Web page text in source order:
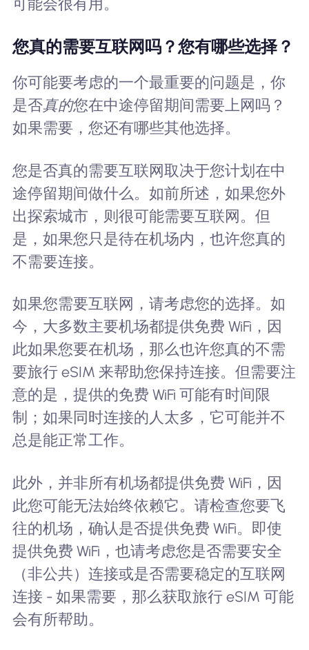
可能会很有用。
您真的需要互联网吗？您有哪些选择？
你可能要考虑的一个最重要的问题是，你
是否真的您在中途停留期间需要上网吗？
如果需要，您还有哪些其他选择。
您是否真的需要互联网取决于您计划在中
途停留期间做什么。如前所述，如果您外
出探索城市，则很可能需要互联网。但
是，如果您只是待在机场内，也许您真的
不需要连接。
如果您需要互联网，请考虑您的选择。如
今，大多数主要机场都提供免费 WiFi，因
此如果您要在机场，那么也许您真的不需
要旅行 eSIM 来帮助您保持连接。但需要注
意的是，提供的免费 WiFi 可能有时间限
制；如果同时连接的人太多，它可能并不
总是能正常工作。
此外，并非所有机场都提供免费 WiFi，因
此您可能无法始终依赖它。请检查您要飞
往的机场，确认是否提供免费 WiFi。即使
提供免费 WiFi，也请考虑您是否需要安全
（非公共）连接或是否需要稳定的互联网
连接 - 如果需要，那么获取旅行 eSIM 可能
会有所帮助。